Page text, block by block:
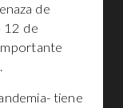
de
12 de
tiene